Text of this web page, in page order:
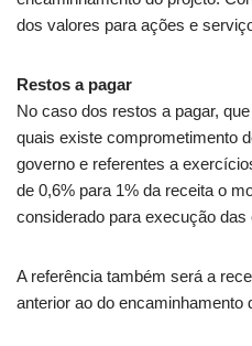
dos valores para ações e
Restos a pagar
No caso dos restos a pagar,
quais existe comprometimento
governo e referentes a
de 0,6% para 1% da receita o
considerado para execução
A referência também será a
anterior ao do encaminhamento